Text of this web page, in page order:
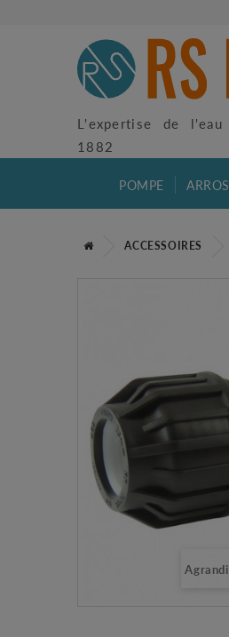
L'expertise de
1882
POMPE
ACCESSOIRES